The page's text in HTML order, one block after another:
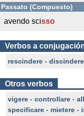
Passato (Compuesto)
avendo scisso
Verbos a
rescindere - discindere
Otros verbos
vigere - controllare -
specificare - mietere -